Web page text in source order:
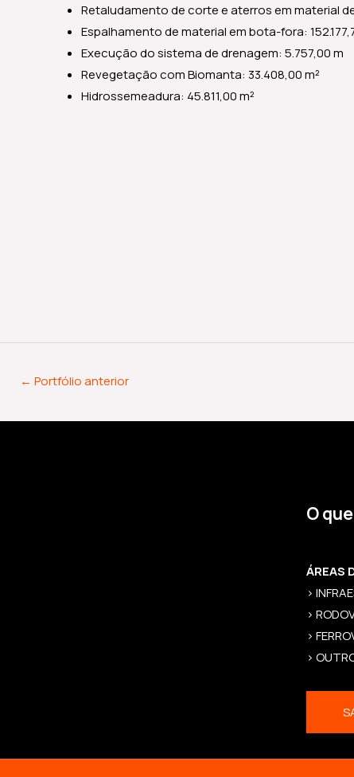
Retaludamento de corte e aterros em material
Espalhamento de material em bota-fora:
Execução do sistema de drenagem: 5.757,00 m
Revegetação com Biomanta: 33.408,00 m²
Hidrossemeadura: 45.811,00 m²
← Portfólio anterior
O
ÁREAS
>
>
>
>